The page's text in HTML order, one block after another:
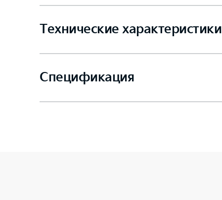
Технические характеристики
Спецификация